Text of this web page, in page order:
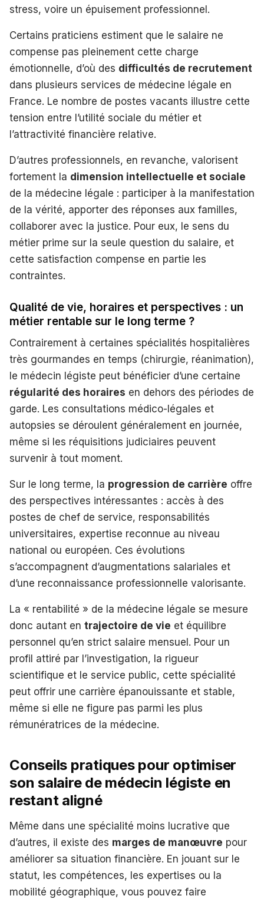
stress, voire un épuisement professionnel.
Certains praticiens estiment que le salaire ne
compense pas pleinement cette charge
émotionnelle, d’où des difficultés de recrutement
dans plusieurs services de médecine légale en
France. Le nombre de postes vacants illustre cette
tension entre l’utilité sociale du métier et
l’attractivité financière relative.
D’autres professionnels, en revanche, valorisent
fortement la dimension intellectuelle et sociale
de la médecine légale : participer à la manifestation
de la vérité, apporter des réponses aux familles,
collaborer avec la justice. Pour eux, le sens du
métier prime sur la seule question du salaire, et
cette satisfaction compense en partie les
contraintes.
Qualité de vie, horaires et perspectives : un
métier rentable sur le long terme ?
Contrairement à certaines spécialités hospitalières
très gourmandes en temps (chirurgie, réanimation),
le médecin légiste peut bénéficier d’une certaine
régularité des horaires en dehors des périodes de
garde. Les consultations médico-légales et
autopsies se déroulent généralement en journée,
même si les réquisitions judiciaires peuvent
survenir à tout moment.
Sur le long terme, la progression de carrière offre
des perspectives intéressantes : accès à des
postes de chef de service, responsabilités
universitaires, expertise reconnue au niveau
national ou européen. Ces évolutions
s’accompagnent d’augmentations salariales et
d’une reconnaissance professionnelle valorisante.
La « rentabilité » de la médecine légale se mesure
donc autant en trajectoire de vie et équilibre
personnel qu’en strict salaire mensuel. Pour un
profil attiré par l’investigation, la rigueur
scientifique et le service public, cette spécialité
peut offrir une carrière épanouissante et stable,
même si elle ne figure pas parmi les plus
rémunératrices de la médecine.
Conseils pratiques pour optimiser
son salaire de médecin légiste en
restant aligné
Même dans une spécialité moins lucrative que
d’autres, il existe des marges de manœuvre pour
améliorer sa situation financière. En jouant sur le
statut, les compétences, les expertises ou la
mobilité géographique, vous pouvez faire